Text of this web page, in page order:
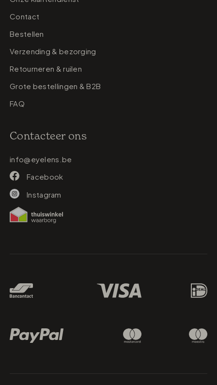
Contact
Bestellen
Verzending & bezorging
Retourneren & ruilen
Grote bestellingen & B2B
FAQ
Contacteer ons
info@eyelens.be
Facebook
Instagram